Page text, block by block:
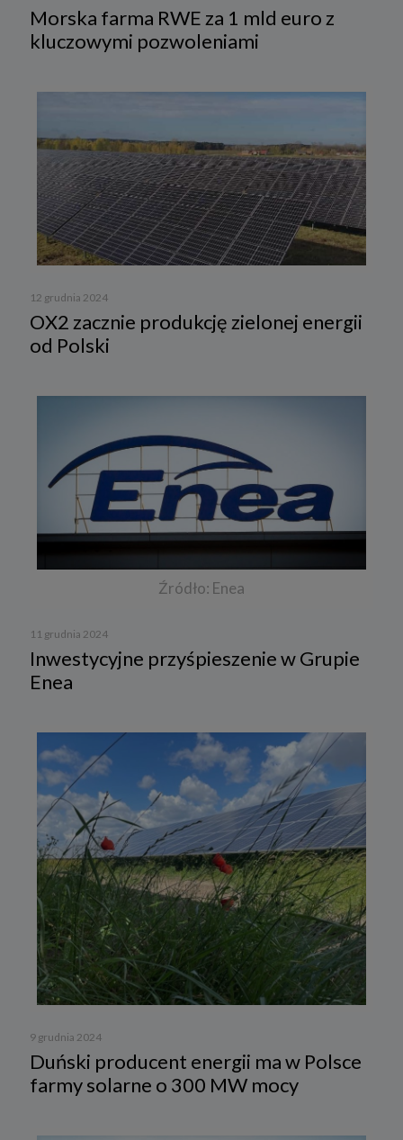
Morska farma RWE za 1 mld euro z
kluczowymi pozwoleniami
12 grudnia 2024
OX2 zacznie produkcję zielonej energii
od Polski
Źródło: Enea
11 grudnia 2024
Inwestycyjne przyśpieszenie w Grupie
Enea
9 grudnia 2024
Duński producent energii ma w Polsce
farmy solarne o 300 MW mocy